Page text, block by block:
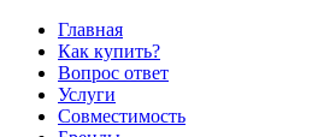
Главная
Как купить?
Вопрос ответ
Услуги
Совместимость